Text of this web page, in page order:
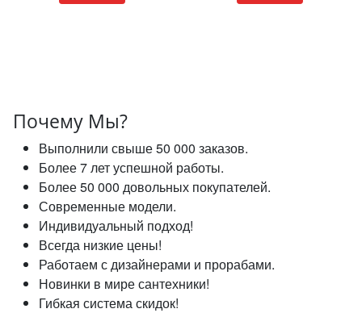
Почему Мы?
Выполнили свыше 50 000 заказов.
Более 7 лет успешной работы.
Более 50 000 довольных покупателей.
Современные модели.
Индивидуальный подход!
Всегда низкие цены!
Работаем с дизайнерами и прорабами.
Новинки в мире сантехники!
Гибкая система скидок!